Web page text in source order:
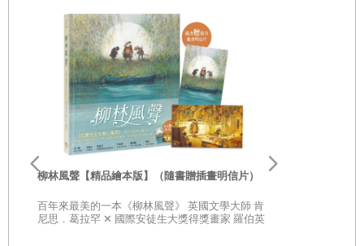
柳林風聲【精品繪本版】（隨書贈插畫明信片）
百年來最美的一本《柳林風聲》 英國文學大師 肯
尼思．葛拉罕 ✕ 國際安徒生大獎得獎畫家 羅伯英